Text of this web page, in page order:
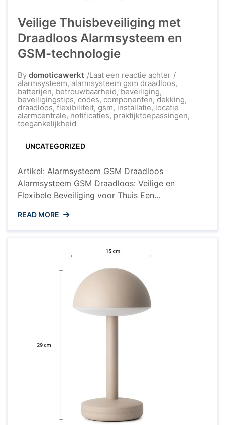
Veilige Thuisbeveiliging met
Draadloos Alarmsysteem en
GSM-technologie
By domoticawerkt Laat een reactie achterop
Veilige
met
Draadloos
Alarmsysteem
en
alarmsysteem, alarmsysteem gsm draadloos,
batterijen, betrouwbaarheid, beveiliging,
beveiligingstips, codes, componenten, dekking,
draadloos, flexibiliteit, gsm, installatie, locatie
alarmcentrale, notificaties, praktijktoepassingen,
toegankelijkheid
UNCATEGORIZED
Artikel: Alarmsysteem GSM Draadloos
Alarmsysteem GSM Draadloos: Veilige en
Flexibele Beveiliging voor Thuis Een
moderne en draadloze oplossing voor
thuisbeveiliging. Met de integratie van een GSM-
communiceren via het mobiele netwerk,
waardoor het niet afhankelijk is van een vaste
telefoonlijn of internetverbinding. Voordelen van
een Alarmsysteem ...
READ MORE